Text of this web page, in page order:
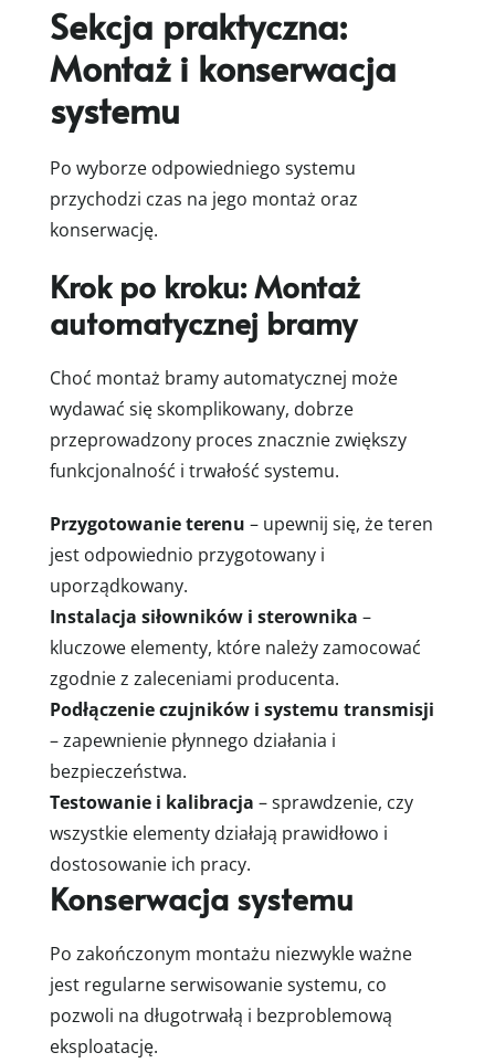
Sekcja praktyczna:
Montaż i konserwacja
systemu
Po wyborze odpowiedniego systemu
przychodzi czas na jego montaż oraz
konserwację.
Krok po kroku: Montaż
automatycznej bramy
Choć montaż bramy automatycznej może
wydawać się skomplikowany, dobrze
przeprowadzony proces znacznie zwiększy
funkcjonalność i trwałość systemu.
Przygotowanie terenu – upewnij się, że teren
jest odpowiednio przygotowany i
uporządkowany.
Instalacja siłowników i sterownika –
kluczowe elementy, które należy zamocować
zgodnie z zaleceniami producenta.
Podłączenie czujników i systemu transmisji
– zapewnienie płynnego działania i
bezpieczeństwa.
Testowanie i kalibracja – sprawdzenie, czy
wszystkie elementy działają prawidłowo i
dostosowanie ich pracy.
Konserwacja systemu
Po zakończonym montażu niezwykle ważne
jest regularne serwisowanie systemu, co
pozwoli na długotrwałą i bezproblemową
eksploatację.